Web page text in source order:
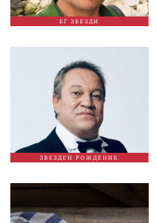
БГ ЗВЕЗДИ
ЗВЕЗДЕН РОЖДЕНИК